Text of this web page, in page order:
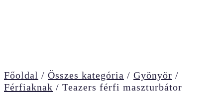
Főoldal / Összes kategória / Gyönyör /
Férfiaknak / Teazers férfi maszturbátor